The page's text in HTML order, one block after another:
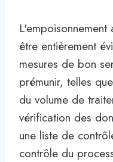
être entièrement
mesures de bon
prémunir, telles
du volume de
vérification des
une liste de
contrôle du